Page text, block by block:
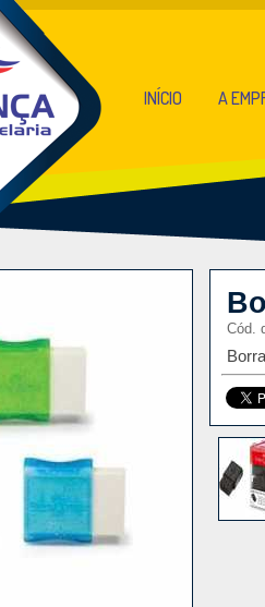
INÍCIO A
Cód.